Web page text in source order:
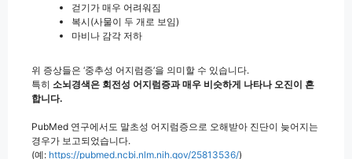
걷기가 매우 어려워짐
복시(사물이 두 개로 보임)
마비나 감각 저하
위 증상들은 ‘중추성 어지럼증’을 의미할 수 있습니다.
특히 소뇌경색은 회전성 어지럼증과 매우 비슷하게 나타나 오진이 흔
합니다.
PubMed 연구에서도 말초성 어지럼증으로 오해받아 진단이 늦어지는
경우가 보고되었습니다.
(예: https://pubmed.ncbi.nlm.nih.gov/25813536/)